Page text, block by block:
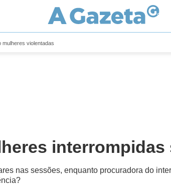
violentadas
nas sessões, enquanto procuradora do